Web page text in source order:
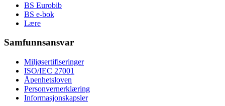
BS Eurobib
BS e-bok
Lære
Samfunnsansvar
Miljøsertifiseringer
ISO/IEC 27001
Åpenhetsloven
Personvernerklæring
Informasjonskapsler